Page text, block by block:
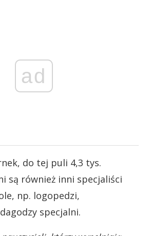
ad
do tej puli 4,3 tys.
są również inni specjaliści
np. logopedzi,
specjalni.